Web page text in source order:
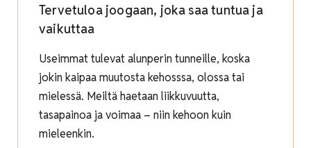
Tervetuloa joogaan, joka saa tuntua ja
vaikuttaa
Useimmat tulevat alunperin tunneille, koska
jokin kaipaa muutosta kehosssa, olossa tai
mielessä. Meiltä haetaan liikkuvuutta,
tasapainoa ja voimaa – niin kehoon kuin
mieleenkin.